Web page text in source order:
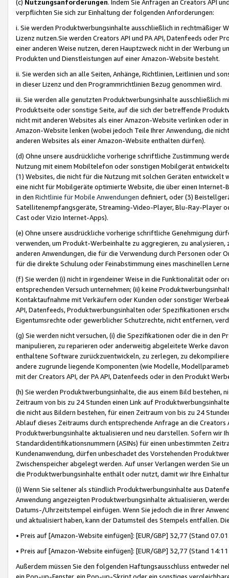
(c) Nutzungsanforderungen. Indem Sie Anfragen an Creators API
verpflichten Sie sich zur Einhaltung der folgenden Anforderungen:
i. Sie werden Produktwerbungsinhalte ausschließlich in rechtmäßiger
Lizenz nutzen.Sie werden Creators API und PA API, Datenfeeds oder
einer anderen Weise nutzen, deren Hauptzweck nicht in der Werbung
Produkten und Dienstleistungen auf einer Amazon-Website besteht.
ii. Sie werden sich an alle Seiten, Anhänge, Richtlinien, Leitlinien und
in dieser Lizenz und den Programmrichtlinien Bezug genommen wird.
iii. Sie werden alle genutzten Produktwerbungsinhalte ausschließlich
Produktseite oder sonstige Seite, auf die sich der betreffende
nicht mit anderen Websites als einer Amazon-Website verlinken oder
Amazon-Website lenken (wobei jedoch Teile Ihrer Anwendung, die
anderen Websites als einer Amazon-Website enthalten dürfen).
(d) Ohne unsere ausdrückliche vorherige schriftliche Zustimmung
Nutzung mit einem Mobiltelefon oder sonstigen Mobilgerät
(1) Websites, die nicht für die Nutzung mit solchen Geräten
eine nicht für Mobilgeräte optimierte Website, die über einen
in den Richtlinie für Mobile Anwendungen definiert, oder (3)
Satellitenempfangsgeräte, Streaming-Video-Player, Blu-Ray-Player
Cast oder Vizio Internet-Apps).
(e) Ohne unsere ausdrückliche vorherige schriftliche Genehmigung
verwenden, um Produkt-Werbeinhalte zu aggregieren, zu
anderen Anwendungen, die für die Verwendung durch Personen
für die direkte Schulung oder Feinabstimmung eines maschinellen
(f) Sie werden (i) nicht in irgendeiner Weise in die Funktionalität oder
entsprechenden Versuch unternehmen; (ii) keine
Kontaktaufnahme mit Verkäufern oder Kunden oder sonstiger
API, Datenfeeds, Produktwerbungsinhalten oder Spezifikationen
Eigentumsrechte oder gewerblicher Schutzrechte, nicht entfernen,
(g) Sie werden nicht versuchen, (i) die Spezifikationen oder die in
manipulieren, zu reparieren oder anderweitig abgeleitete Werke
enthaltene Software zurückzuentwickeln, zu zerlegen, zu
andere zugrunde liegende Komponenten (wie Modelle,
mit der Creators API, der PA API, Datenfeeds oder in den Produkt
(h) Sie werden Produktwerbungsinhalte, die aus einem Bild bestehen,
Zeitraum von bis zu 24 Stunden einen Link auf
die nicht aus Bildern bestehen, für einen Zeitraum von bis zu 24
Ablauf dieses Zeitraums durch entsprechende Anfrage an die
Produktwerbungsinhalte aktualisieren und neu darstellen. Sofern wir
Standardidentifikationsnummern (ASINs) für einen unbestimmten
Kundenanwendung, dürfen unbeschadet des Vorstehenden
Zwischenspeicher abgelegt werden. Auf unser Verlangen werden Sie
die Produktwerbungsinhalte enthält oder nutzt, damit wir Ihre
(i) Wenn Sie seltener als stündlich Produktwerbungsinhalte aus
Anwendung angezeigten Produktwerbungsinhalte aktualisieren,
Datums-/Uhrzeitstempel einfügen. Wenn Sie jedoch die in Ihrer
und aktualisiert haben, kann der Datumsteil des Stempels entfallen.
• Preis auf [Amazon-Website einfügen]: [EUR/GBP] 32,77 (Stand
• Preis auf [Amazon-Website einfügen]: [EUR/GBP] 32,77 (Stand
Außerdem müssen Sie den folgenden Haftungsausschluss entweder
ein Pop-up-Fenster, ein Pop-up-Skript oder ein sonstiges